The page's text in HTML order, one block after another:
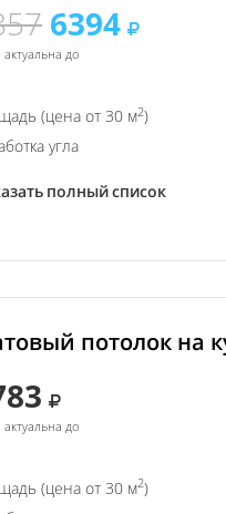
6394
до
(цена от 30 м2)
угла
полный список
потолок на
до
(цена от 30 м2)